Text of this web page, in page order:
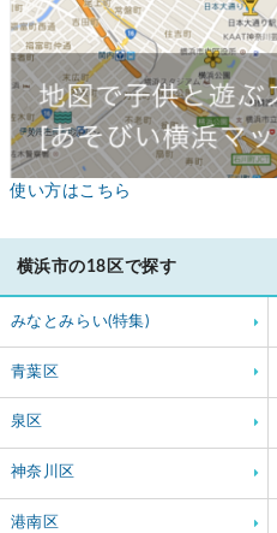
使い方はこちら
横浜市の18区で探す
みなとみらい(特集)
青葉区
泉区
神奈川区
港南区